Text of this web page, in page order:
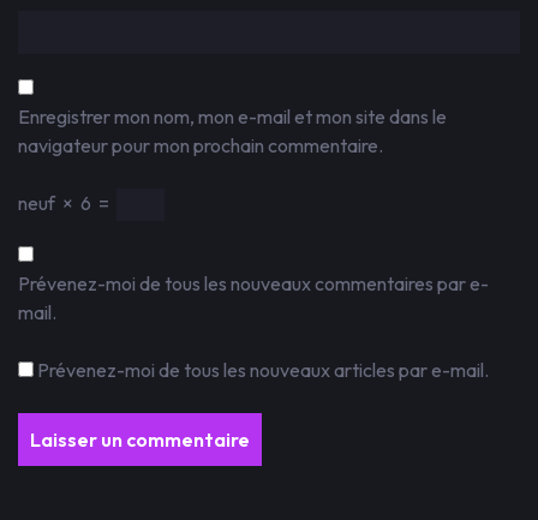
Enregistrer mon nom, mon e-mail et mon site dans le
navigateur pour mon prochain commentaire.
neuf × 6 =
Prévenez-moi de tous les nouveaux commentaires par e-
mail.
Prévenez-moi de tous les nouveaux articles par e-mail.